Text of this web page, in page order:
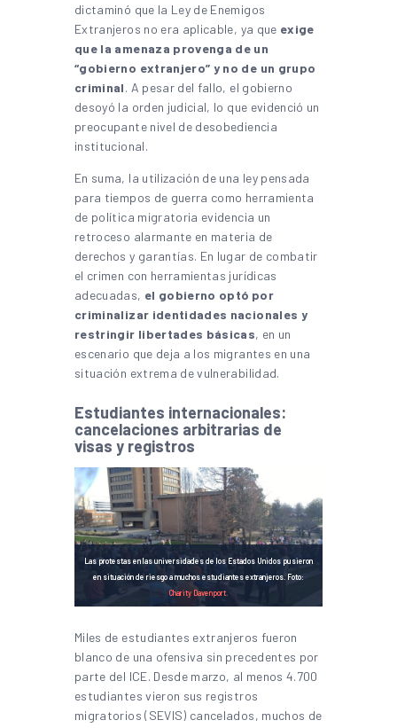
dictaminó que la Ley de Enemigos
Extranjeros no era aplicable, ya que exige
que la amenaza provenga de un
“gobierno extranjero” y no de un grupo
criminal. A pesar del fallo, el gobierno
desoyó la orden judicial, lo que evidenció un
preocupante nivel de desobediencia
institucional.
En suma, la utilización de una ley pensada
para tiempos de guerra como herramienta
de política migratoria evidencia un
retroceso alarmante en materia de
derechos y garantías. En lugar de combatir
el crimen con herramientas jurídicas
adecuadas, el gobierno optó por
criminalizar identidades nacionales y
restringir libertades básicas, en un
escenario que deja a los migrantes en una
situación extrema de vulnerabilidad.
Estudiantes internacionales:
cancelaciones arbitrarias de
visas y registros
Las protestas en las universidades de los Estados Unidos pusieron
en situación de riesgo a muchos estudiantes extranjeros. Foto:
Charity Davenport.
Miles de estudiantes extranjeros fueron
blanco de una ofensiva sin precedentes por
parte del ICE. Desde marzo, al menos 4.700
estudiantes vieron sus registros
migratorios (SEVIS) cancelados, muchos de